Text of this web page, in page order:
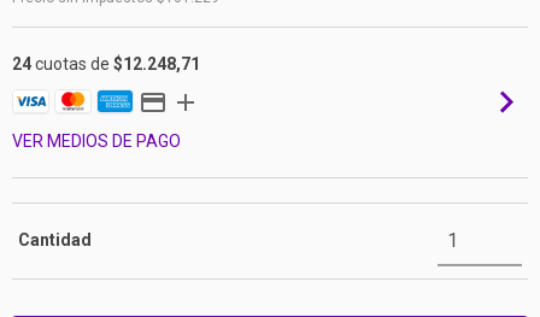
24cuotas de $12.248,71
VER MEDIOS DE PAGO
Cantidad